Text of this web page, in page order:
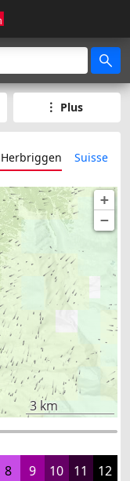
Plus
Suisse
+
−
3 km
8 9 10 11 12